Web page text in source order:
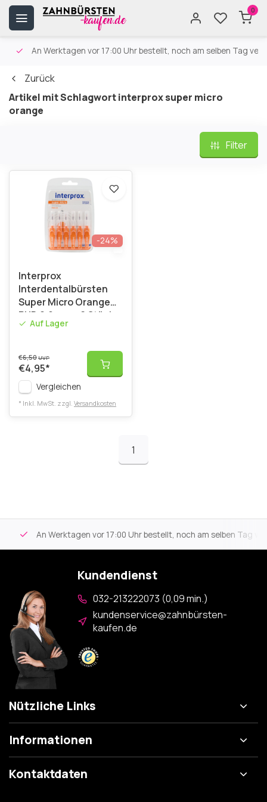
0
An Werktagen vor 17:00 Uhr bestellt, noch am selben Tag
Zurück
Artikel mit Schlagwort interprox super micro
orange
Filter
-24%
Interprox
Interdentalbürsten
Super Micro Orange
PHD 0.9 mm - 6 Stück
Auf Lager
€6,50UVP
€4,95*
Vergleichen
* Inkl. MwSt. zzgl. Versandkosten
1
An Werktagen vor 17:00 Uhr bestellt, noch am selben Tag
Kundendienst
032-213222073 (0,09 min.)
kundenservice@zahnbürsten-
kaufen.de
Nützliche Links
Informationen
Kontaktdaten